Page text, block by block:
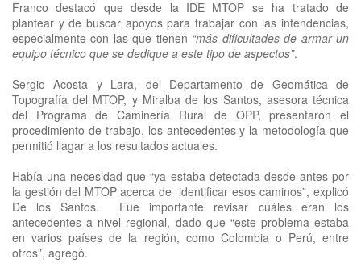
Franco destacó que desde la IDE MTOP se ha tratado de
plantear y de buscar apoyos para trabajar con las intendencias,
especialmente con las que tienen “más dificultades de armar un
equipo técnico que se dedique a este tipo de aspectos”.
Sergio Acosta y Lara, del Departamento de Geomática de
Topografía del MTOP, y Miralba de los Santos, asesora técnica
del Programa de Caminería Rural de OPP, presentaron el
procedimiento de trabajo, los antecedentes y la metodología que
permitió llagar a los resultados actuales.
Había una necesidad que “ya estaba detectada desde antes por
la gestión del MTOP acerca de identificar esos caminos”, explicó
De los Santos. Fue importante revisar cuáles eran los
antecedentes a nivel regional, dado que “este problema estaba
en varios países de la región, como Colombia o Perú, entre
otros”, agregó.